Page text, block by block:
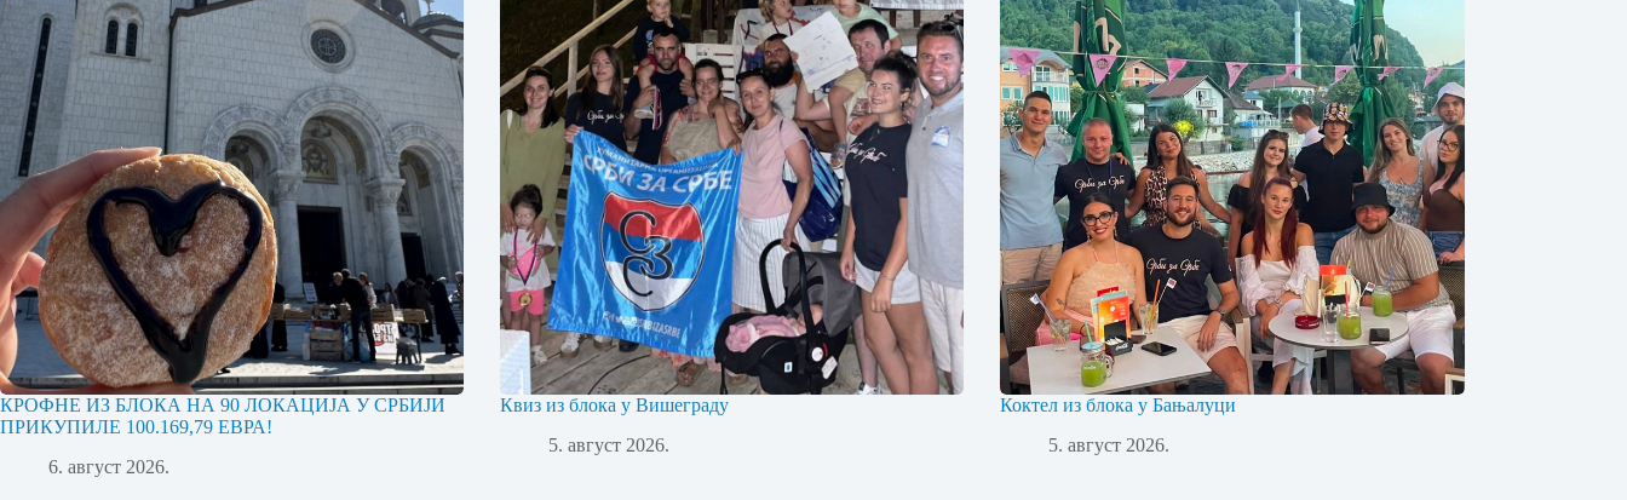
КРОФНЕ ИЗ БЛОКА НА 90 ЛОКАЦИЈА У СРБИЈИ
ПРИКУПИЛЕ 100.169,79 ЕВРА!
6. август 2026.
Квиз из блока у Вишеграду
5. август 2026.
Коктел из блока у Бањалуци
5. август 2026.